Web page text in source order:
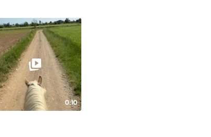
0:10